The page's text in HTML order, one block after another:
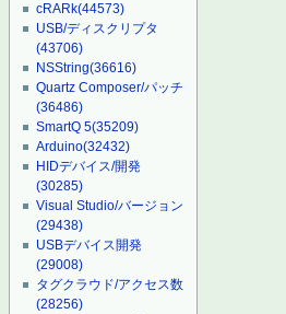
cRARk(44573)
USB/ディスクリプタ
(43706)
NSString(36616)
Quartz Composer/パッチ
(36486)
SmartQ 5(35209)
Arduino(32432)
HIDデバイス/開発
(30285)
Visual Studio/バージョン
(29438)
USBデバイス開発
(29008)
タグクラウド/アクセス数
(28256)